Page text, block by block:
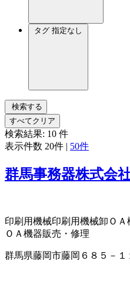
タグ 指定なし
検索する
すべてクリア
検索結果: 10 件
表示件数 20件 | 50件
群馬事務器株式会
印刷用機械印刷用機械卸 Ｏ
ＯＡ機器販売・修理
群馬県藤岡市藤岡６８５－１